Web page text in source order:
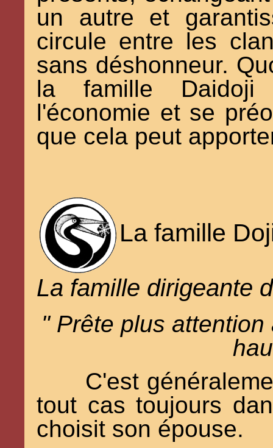
un autre et
circule entre les
sans déshonneur.
la famille Daidoji
l'économie et se
que cela peut
La famille
La famille dirigeante
" Prête plus
C'est
tout cas toujours
choisit son épouse.